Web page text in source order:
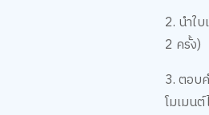
2. นำใ
2 ครั้ง)
3. ตอบ
โมเมน